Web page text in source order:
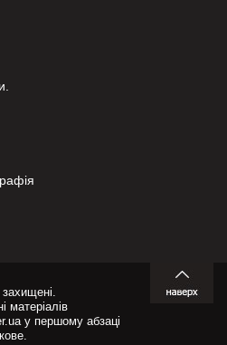
матеріалів
у першому абзаці